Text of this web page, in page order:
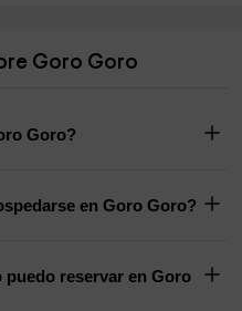
Goro Goro
Goro?
en Goro Goro?
puedo reservar en Goro